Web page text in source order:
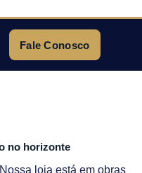
Fale Conosco
no horizonte
loja está em obras